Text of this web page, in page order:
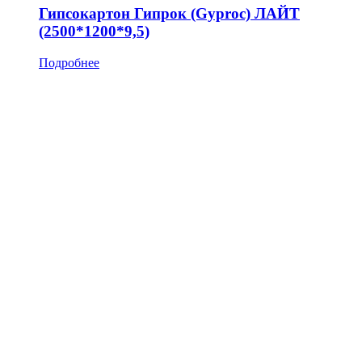
Гипсокартон Гипрок (Gyproc) ЛАЙТ
(2500*1200*9,5)
Подробнее